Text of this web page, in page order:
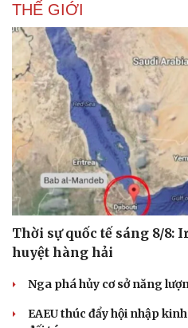
THẾ GIỚI
Thời sự quốc tế sáng 8/8:
huyệt hàng hải
Nga phá hủy cơ sở năng
EAEU thúc đẩy hội nhập